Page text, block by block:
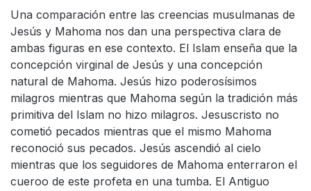
Una comparación entre las creencias musulmanas de
Jesús y Mahoma nos dan una perspectiva clara de
ambas figuras en ese contexto. El Islam enseña que la
concepción virginal de Jesús y una concepción
natural de Mahoma. Jesús hizo poderosísimos
milagros mientras que Mahoma según la tradición más
primitiva del Islam no hizo milagros. Jesuscristo no
cometió pecados mientras que el mismo Mahoma
reconoció sus pecados. Jesús ascendió al cielo
mientras que los seguidores de Mahoma enterraron el
cueroo de este profeta en una tumba. El Antiguo